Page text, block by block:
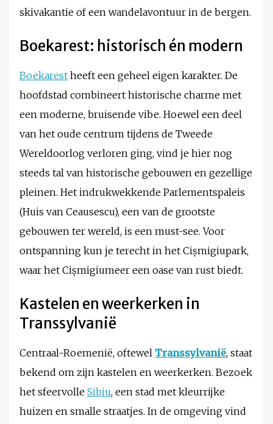
skivakantie of een wandelavontuur in de bergen.
Boekarest: historisch én modern
Boekarest heeft een geheel eigen karakter. De
hoofdstad combineert historische charme met
een moderne, bruisende vibe. Hoewel een deel
van het oude centrum tijdens de Tweede
Wereldoorlog verloren ging, vind je hier nog
steeds tal van historische gebouwen en gezellige
pleinen. Het indrukwekkende Parlementspaleis
(Huis van Ceausescu), een van de grootste
gebouwen ter wereld, is een must-see. Voor
ontspanning kun je terecht in het Cișmigiupark,
waar het Cișmigiumeer een oase van rust biedt.
Kastelen en weerkerken in
Transsylvanië
Centraal-Roemenië, oftewel Transsylvanië, staat
bekend om zijn kastelen en weerkerken. Bezoek
het sfeervolle Sibiu, een stad met kleurrijke
huizen en smalle straatjes. In de omgeving vind